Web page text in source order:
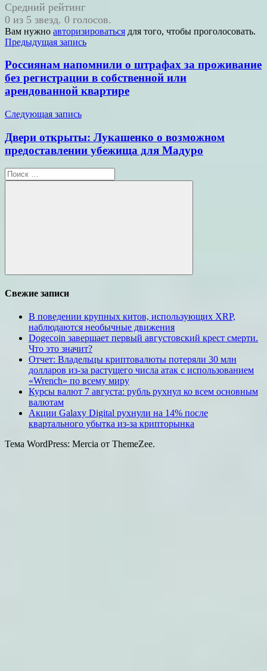
Средний рейтинг
0 из 5 звезд. 0 голосов.
Вам нужно авторизироваться для того, чтобы проголосовать.
Навигация
по
записям
Предыдущая запись
Россиянам напомнили о штрафах за проживание
без регистрации в собственной или
арендованной квартире
Следующая запись
Двери открыты: Лукашенко о возможном
предоставлении убежища для Мадуро
Поиск
для:
Поиск
Свежие записи
В поведении крупных китов, использующих XRP,
наблюдаются необычные движения
Dogecoin завершает первый августовский крест смерти.
Что это значит?
Отчет: Владельцы криптовалюты потеряли 30 млн
долларов из-за растущего числа атак с использованием
«Wrench» по всему миру
Курсы валют 7 августа: рубль рухнул ко всем основным
валютам
Акции Galaxy Digital рухнули на 14% после
квартального убытка из-за крипторынка
Тема WordPress: Mercia от ThemeZee.